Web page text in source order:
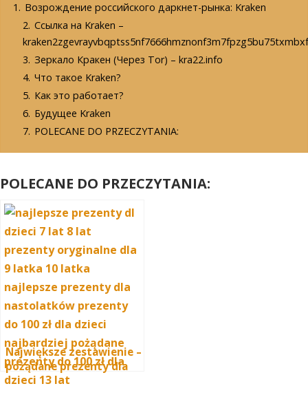
1. Возрождение российского даркнет-рынка: Kraken
2. Cсылка на Kraken –
3. Зеркало Кракен (Через Tor) – kra22.info
4. Что такое Kraken?
5. Как это работает?
6. Будущее Kraken
7. POLECANE DO PRZECZYTANIA:
POLECANE DO PRZECZYTANIA:
Największe zestawienie –
pożądane prezenty dla
chłopców i dziewczynek